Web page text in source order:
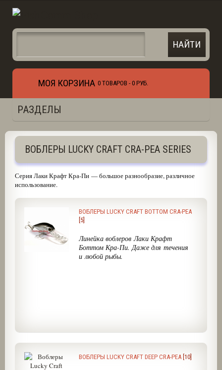
МОЯ КОРЗИНА 0 ТОВАРОВ - 0 РУБ.
РАЗДЕЛЫ
ВОБЛЕРЫ LUCKY CRAFT CRA-PEA SERIES
Серия Лаки Крафт Кра-Пи — большое разнообразие, различное
использование.
ВОБЛЕРЫ LUCKY CRAFT BOTTOM CRA-PEA
[5]
Линейка воблеров Лаки Крафт
Боттом Кра-Пи. Даже для течения
и любой рыбы.
ВОБЛЕРЫ LUCKY CRAFT DEEP CRA-PEA [10]